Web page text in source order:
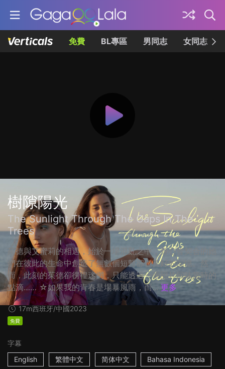
免費 BL專區 男同志 女同志
樹隙陽光
The Sunlight Through The Gaps In The
Trees
茱德與艾蜜莉的相遇，始於一場混亂之中，身心皆契合的她
們在彼此的生命中創造了無數個短暫卻也美好的回憶。然
而，此刻的茱德卻徬徨迷惘，只能透過一張照片回味當時的
點滴…… ☆如果我的青春是場暴風雨，而... 更多
17m西班牙/中國2023
免費
字幕
English
繁體中文 简体中文 Bahasa Indonesia